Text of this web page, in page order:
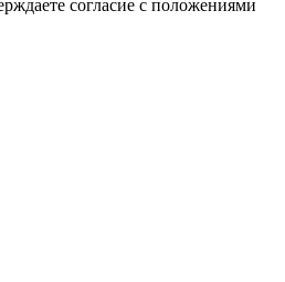
согласие с положениями